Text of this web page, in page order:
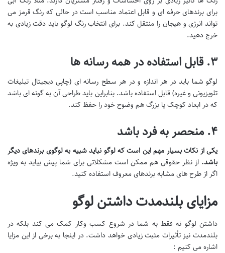
برای برندهای حرفه ای و قابل اعتماد مناسب است در حالی که رنگ قرمز می
تواند انرژی و هیجان را منتقل کند. برای انتخاب رنگ لوگو باید دقت زیادی به
خرج دهید.
۳. قابل استفاده در همه رسانه ها
لوگو شما باید در هر اندازه و در هر سطح رسانه ای (چاپی دیجیتال تبلیغات
تلویزیونی و غیره) قابل استفاده باشد. بنابراین باید طراحی آن به گونه ای باشد
که در ابعاد کوچک یا بزرگ هم وضوح خود را حفظ کند.
۴. منحصر به فرد باشد
یکی از نکات بسیار مهم این است که لوگو نباید شبیه به لوگوی برندهای دیگر
باشد. از نظر حقوقی هم ممکن است مشکلاتی برای شما پیش بیاید به ویژه
اگر از طرح های مشابه برندهای معروف استفاده کنید.
مزایای بلندمدت داشتن لوگو
داشتن لوگو نه فقط به شما در شروع کسب وکار کمک می کند بلکه در
بلندمدت نیز تأثیرات مثبت زیادی خواهد داشت. در اینجا به برخی از این مزایا
اشاره می کنیم :